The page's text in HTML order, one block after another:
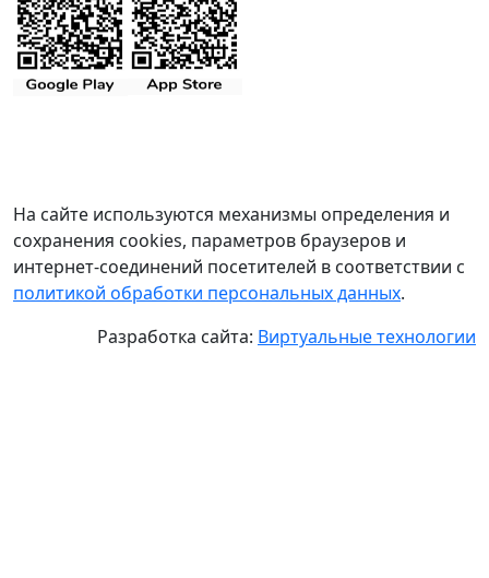
На сайте используются механизмы определения и
сохранения cookies, параметров браузеров и
интернет-соединений посетителей в соответствии с
политикой обработки персональных данных.
Разработка сайта: Виртуальные технологии